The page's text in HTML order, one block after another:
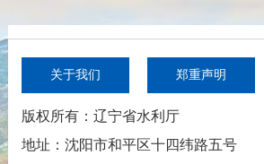
关于我们 郑重声明
版权所有：辽宁省水利厅
地址：沈阳市和平区十四纬路五号